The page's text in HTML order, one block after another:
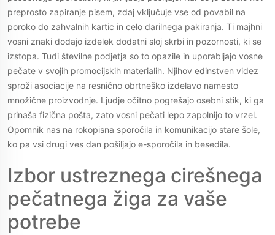
preprosto zapiranje pisem, zdaj vključuje vse od povabil na
poroko do zahvalnih kartic in celo darilnega pakiranja. Ti majhni
vosni znaki dodajo izdelek dodatni sloj skrbi in pozornosti, ki se
izstopa. Tudi številne podjetja so to opazile in uporabljajo vosne
pečate v svojih promocijskih materialih. Njihov edinstven videz
sproži asociacije na resnično obrtneško izdelavo namesto
množične proizvodnje. Ljudje očitno pogrešajo osebni stik, ki ga
prinaša fizična pošta, zato vosni pečati lepo zapolnijo to vrzel.
Opomnik nas na rokopisna sporočila in komunikacijo stare šole,
ko pa vsi drugi ves dan pošiljajo e-sporočila in besedila.
Izbor ustreznega cirešnega
pečatnega žiga za vaše
potrebe